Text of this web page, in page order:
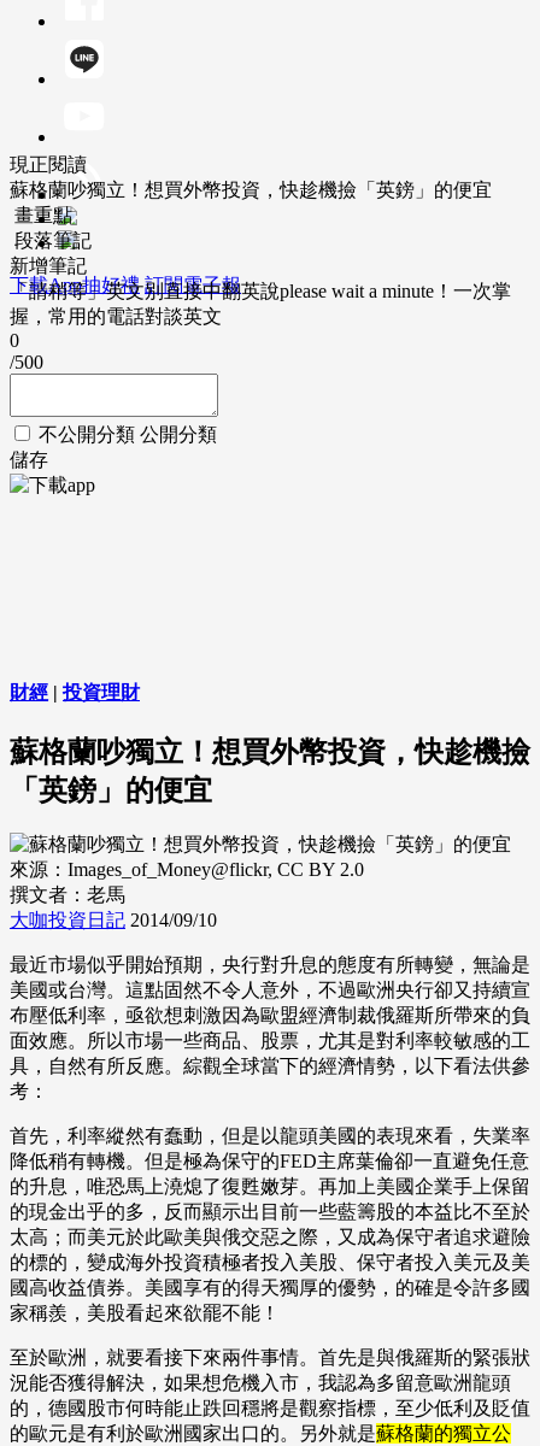
下載App抽好禮 訂閱電子報
現正閱讀
蘇格蘭吵獨立！想買外幣投資，快趁機撿「英鎊」的便宜
畫重點
段落筆記
新增筆記
「請稍等」英文別直接中翻英說please wait a minute！一次掌
握，常用的電話對談英文
0
/500
不公開分類 公開分類
儲存
財經 | 投資理財
蘇格蘭吵獨立！想買外幣投資，快趁機撿
「英鎊」的便宜
來源：Images_of_Money@flickr, CC BY 2.0
撰文者：老馬
大咖投資日記 2014/09/10
最近市場似乎開始預期，央行對升息的態度有所轉變，無論是
美國或台灣。這點固然不令人意外，不過歐洲央行卻又持續宣
布壓低利率，亟欲想刺激因為歐盟經濟制裁俄羅斯所帶來的負
面效應。所以市場一些商品、股票，尤其是對利率較敏感的工
具，自然有所反應。綜觀全球當下的經濟情勢，以下看法供參
考：
首先，利率縱然有蠢動，但是以龍頭美國的表現來看，失業率
降低稍有轉機。但是極為保守的FED主席葉倫卻一直避免任意
的升息，唯恐馬上澆熄了復甦嫩芽。再加上美國企業手上保留
的現金出乎的多，反而顯示出目前一些藍籌股的本益比不至於
太高；而美元於此歐美與俄交惡之際，又成為保守者追求避險
的標的，變成海外投資積極者投入美股、保守者投入美元及美
國高收益債券。美國享有的得天獨厚的優勢，的確是令許多國
家稱羨，美股看起來欲罷不能！
至於歐洲，就要看接下來兩件事情。首先是與俄羅斯的緊張狀
況能否獲得解決，如果想危機入市，我認為多留意歐洲龍頭
的，德國股市何時能止跌回穩將是觀察指標，至少低利及貶值
的歐元是有利於歐洲國家出口的。另外就是蘇格蘭的獨立公